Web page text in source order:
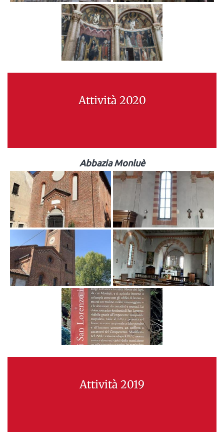
Attività 2020
Abbazia Monluè
Attività 2019